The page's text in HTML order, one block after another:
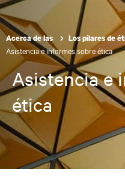
Acerca de las Los pilares de
Asistencia e informes sobre ética
Asistencia e
ética